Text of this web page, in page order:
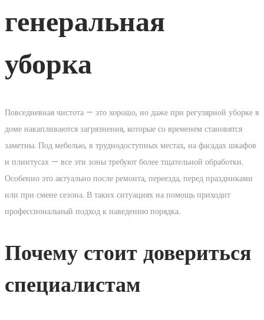
генеральная
уборка
Повседневная чистота — это хорошо, но даже при регулярной уборке в
доме накапливаются загрязнения, которые со временем становятся
заметны. Под мебелью, в труднодоступных местах, на фасадах шкафов
и плинтусах — все эти зоны требуют более тщательной обработки.
Особенно это актуально после ремонта, переезда, перед праздниками
или при смене сезона. В таких ситуациях на помощь приходит
профессиональный подход к наведению порядка.
Почему стоит довериться
специалистам